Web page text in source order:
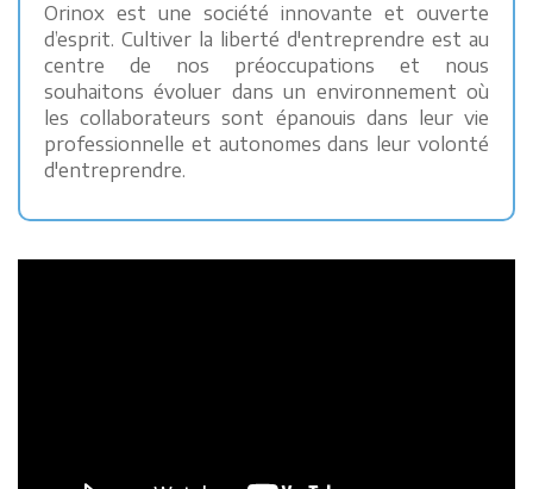
Orinox est une société innovante et ouverte
d’esprit. Cultiver la liberté d'entreprendre est au
centre de nos préoccupations et nous
souhaitons évoluer dans un environnement où
les collaborateurs sont épanouis dans leur vie
professionnelle et autonomes dans leur volonté
d'entreprendre.